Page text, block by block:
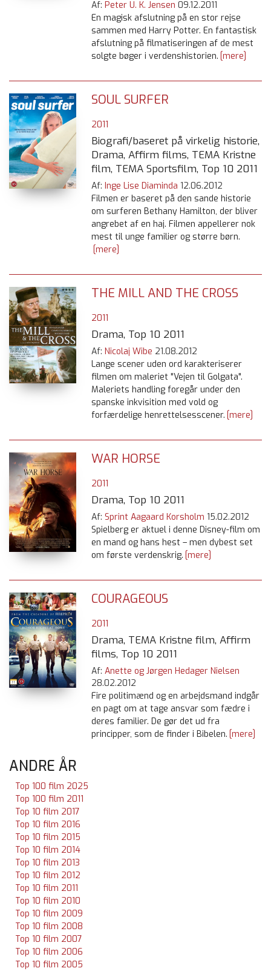
Af: Peter U. K. Jensen 09.12.2011
En magisk afslutning på en stor rejse
sammen med Harry Potter. En fantastisk
afslutning på filmatiseringen af de mest
solgte bøger i verdenshistorien. [mere]
SOUL SURFER
2011
Biografi/baseret på virkelig historie,
Drama, Affirm films, TEMA Kristne
film, TEMA Sportsfilm, Top 10 2011
Af: Inge Lise Diaminda 12.06.2012
Filmen er baseret på den sande historie
om surferen Bethany Hamilton, der bliver
angrebet af en haj. Filmen appellerer nok
mest til unge familier og større børn.
[mere]
THE MILL AND THE CROSS
2011
Drama, Top 10 2011
Af: Nicolaj Wibe 21.08.2012
Lange scener uden ord karakteriserer
filmen om maleriet "Vejen til Golgata".
Maleriets handling foregår under den
spanske inkvisition med vold og
forfærdelige henrettelsesscener. [mere]
WAR HORSE
2011
Drama, Top 10 2011
Af: Sprint Aagaard Korsholm 15.02.2012
Spielberg er aktuel i denne Disney-film om
en mand og hans hest – men dybest set
om første verdenskrig. [mere]
COURAGEOUS
2011
Drama, TEMA Kristne film, Affirm
films, Top 10 2011
Af: Anette og Jørgen Hedager Nielsen
28.02.2012
Fire politimænd og en arbejdsmand indgår
en pagt om at tage ansvar som fædre i
deres familier. De gør det ud fra
principper, som de finder i Bibelen. [mere]
ANDRE ÅR
Top 100 film 2025
Top 100 film 2011
Top 10 film 2017
Top 10 film 2016
Top 10 film 2015
Top 10 film 2014
Top 10 film 2013
Top 10 film 2012
Top 10 film 2011
Top 10 film 2010
Top 10 film 2009
Top 10 film 2008
Top 10 film 2007
Top 10 film 2006
Top 10 film 2005